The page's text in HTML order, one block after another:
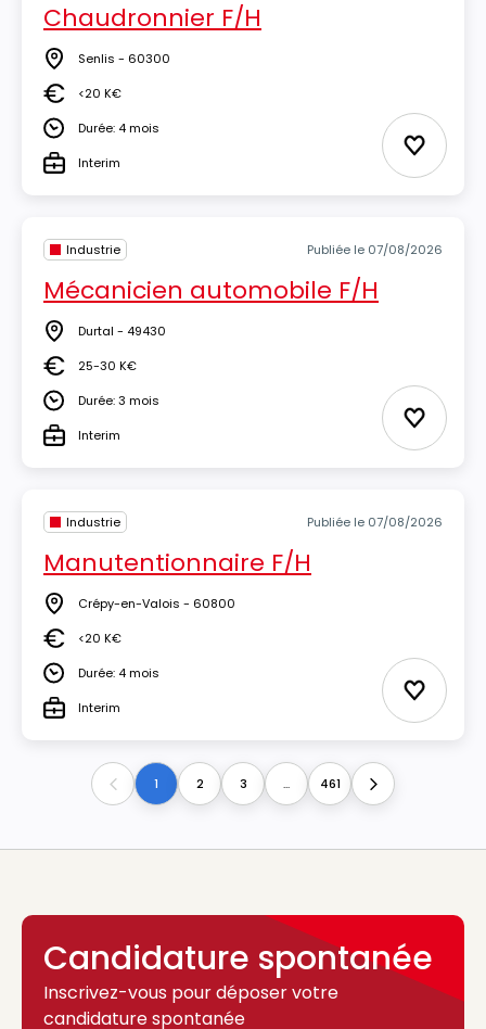
Chaudronnier F/H
Lieu Senlis - 60300
Salaire<20 K€
DuréeDurée: 4 mois
TypeInterim Ajouter
Industrie Publiée le 07/08/2026
Mécanicien automobile F/H
Lieu Durtal - 49430
Salaire25-30 K€
DuréeDurée: 3 mois
TypeInterim Ajouter
Industrie Publiée le 07/08/2026
Manutentionnaire F/H
Lieu Crépy-en-Valois - 60800
Salaire<20 K€
DuréeDurée: 4 mois
TypeInterim Ajouter
Previous1 2 3 ... 461 Next
Candidature spontanée
Inscrivez-vous pour déposer votre
candidature spontanée